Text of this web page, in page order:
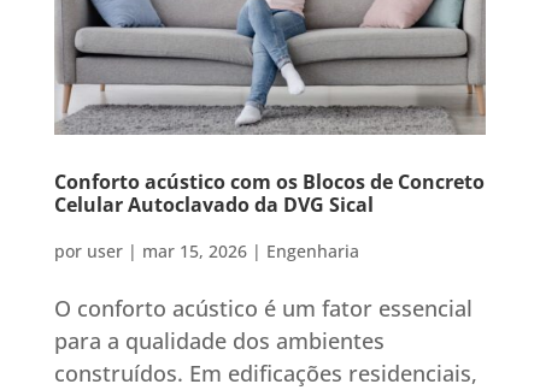
Conforto acústico com os Blocos de Concreto
Celular Autoclavado da DVG Sical
por user| mar 15, 2026| Engenharia
O conforto acústico é um fator essencial
para a qualidade dos ambientes
construídos. Em edificações residenciais,